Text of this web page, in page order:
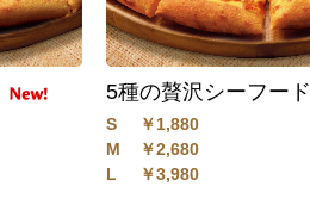
5種の贅沢シーフード
S
￥1,880
M
￥2,680
L
￥3,980